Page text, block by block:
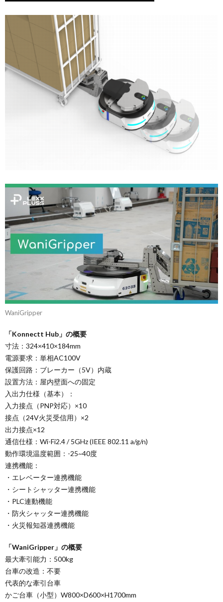
WaniGripper
「Konnectt Hub」の概要
寸法：324×410×184mm
電源要求：単相AC100V
保護回路：ブレーカー（5V）内蔵
設置方法：屋内壁面への固定
入出力仕様（基本）：
入力接点（PNP対応）×10
接点（24V火災受信用）×2
出力接点×12
通信仕様：Wi-Fi2.4 / 5GHz (IEEE 802.11 a/g/n)
動作環境温度範囲：-25~40度
連携機能：
・エレベーター連携機能
・シートシャッター連携機能
・PLC連動機能
・防火シャッター連携機能
・火災報知器連携機能
「WaniGripper」の概要
最大牽引能力：500kg
台車の改造：不要
代表的な牽引台車
かご台車（小型）W800×D600×H1700mm